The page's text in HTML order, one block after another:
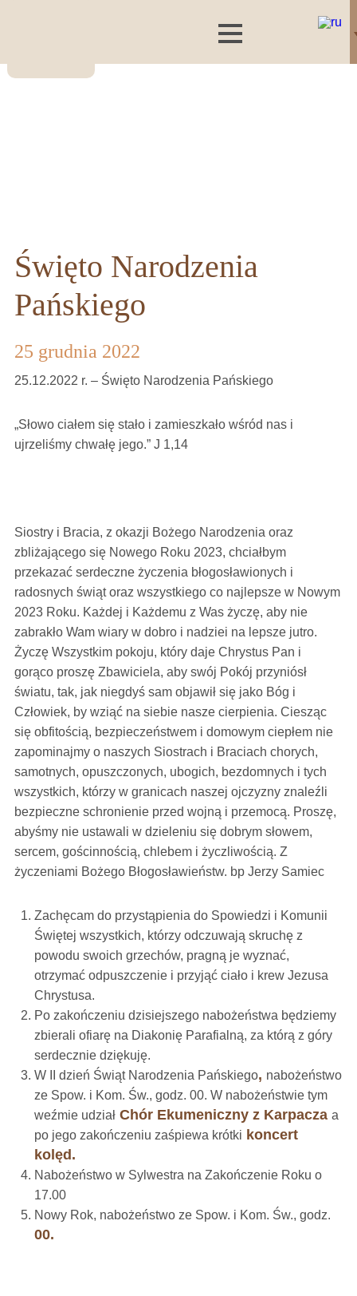
Święto Narodzenia
Pańskiego
25 grudnia 2022
25.12.2022 r. – Święto Narodzenia Pańskiego
„Słowo ciałem się stało i zamieszkało wśród nas i
ujrzeliśmy chwałę jego.” J 1,14
Siostry i Bracia, z okazji Bożego Narodzenia oraz
zbliżającego się Nowego Roku 2023, chciałbym
przekazać serdeczne życzenia błogosławionych i
radosnych świąt oraz wszystkiego co najlepsze w Nowym
2023 Roku. Każdej i Każdemu z Was życzę, aby nie
zabrakło Wam wiary w dobro i nadziei na lepsze jutro.
Życzę Wszystkim pokoju, który daje Chrystus Pan i
gorąco proszę Zbawiciela, aby swój Pokój przyniósł
światu, tak, jak niegdyś sam objawił się jako Bóg i
Człowiek, by wziąć na siebie nasze cierpienia. Ciesząc
się obfitością, bezpieczeństwem i domowym ciepłem nie
zapominajmy o naszych Siostrach i Braciach chorych,
samotnych, opuszczonych, ubogich, bezdomnych i tych
wszystkich, którzy w granicach naszej ojczyzny znaleźli
bezpieczne schronienie przed wojną i przemocą. Proszę,
abyśmy nie ustawali w dzieleniu się dobrym słowem,
sercem, gościnnością, chlebem i życzliwością. Z
życzeniami Bożego Błogosławieństw. bp Jerzy Samiec
Zachęcam do przystąpienia do Spowiedzi i Komunii
Świętej wszystkich, którzy odczuwają skruchę z
powodu swoich grzechów, pragną je wyznać,
otrzymać odpuszczenie i przyjąć ciało i krew Jezusa
Chrystusa.
Po zakończeniu dzisiejszego nabożeństwa będziemy
zbierali ofiarę na Diakonię Parafialną, za którą z góry
serdecznie dziękuję.
W II dzień Świąt Narodzenia Pańskiego, nabożeństwo
ze Spow. i Kom. Św., godz. 00. W nabożeństwie tym
weźmie udziałChór Ekumeniczny z Karpacza a
po jego zakończeniu zaśpiewa krótki koncert
kolęd.
Nabożeństwo w Sylwestra na Zakończenie Roku o
17.00
Nowy Rok, nabożeństwo ze Spow. i Kom. Św., godz.
00.